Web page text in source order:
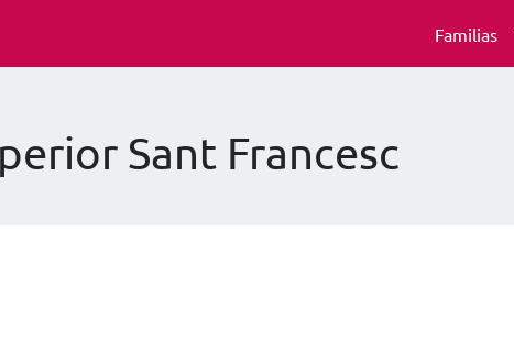
Familias
Sant Francesc